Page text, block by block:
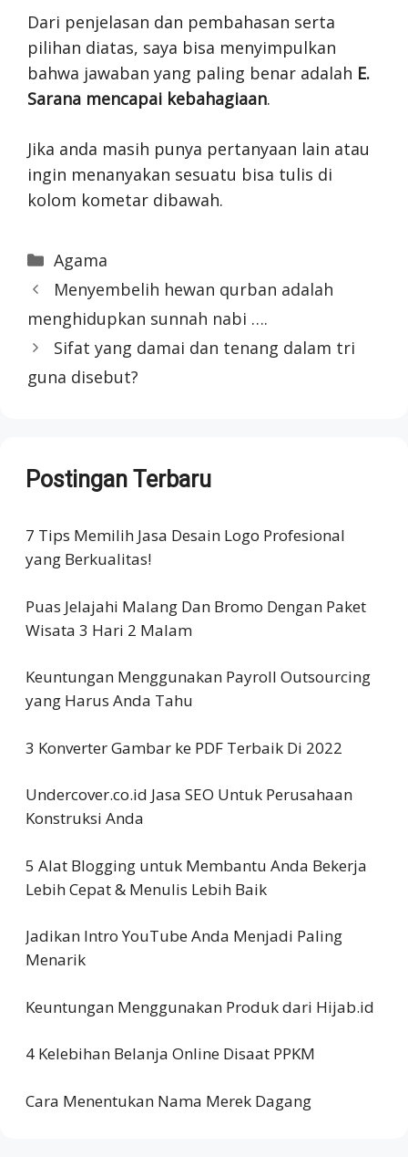
Dari penjelasan dan pembahasan serta
pilihan diatas, saya bisa menyimpulkan
bahwa jawaban yang paling benar adalah E.
Sarana mencapai kebahagiaan.
Jika anda masih punya pertanyaan lain atau
ingin menanyakan sesuatu bisa tulis di
kolom kometar dibawah.
Categories
Agama
Menyembelih hewan qurban adalah
menghidupkan sunnah nabi ….
Sifat yang damai dan tenang dalam tri
guna disebut?
Postingan Terbaru
7 Tips Memilih Jasa Desain Logo Profesional
yang Berkualitas!
Puas Jelajahi Malang Dan Bromo Dengan Paket
Wisata 3 Hari 2 Malam
Keuntungan Menggunakan Payroll Outsourcing
yang Harus Anda Tahu
3 Konverter Gambar ke PDF Terbaik Di 2022
Undercover.co.id Jasa SEO Untuk Perusahaan
Konstruksi Anda
5 Alat Blogging untuk Membantu Anda Bekerja
Lebih Cepat & Menulis Lebih Baik
Jadikan Intro YouTube Anda Menjadi Paling
Menarik
Keuntungan Menggunakan Produk dari Hijab.id
4 Kelebihan Belanja Online Disaat PPKM
Cara Menentukan Nama Merek Dagang